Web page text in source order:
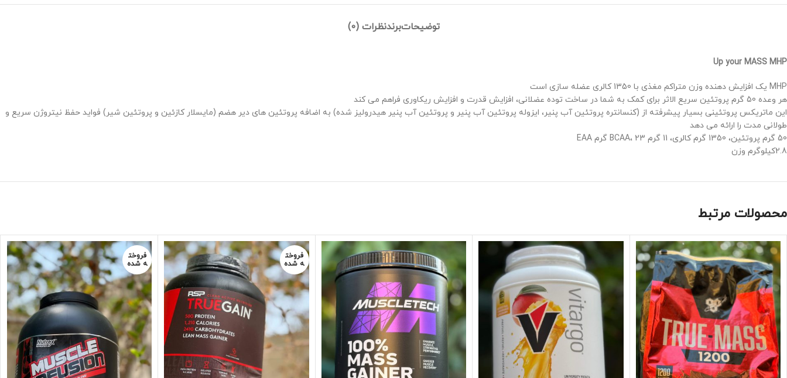
توضیحاتبرندنظرات (0)
Up your MASS MHP
MHP یک افزایش دهنده وزن متراکم مغذی با 1350 کالری عضله سازی است
هر وعده 50 گرم پروتئین سریع الاثر برای کمک به شما در ساخت توده عضلانی، افزایش قدرت و افزایش ریکاوری فراهم می کند
این ماتریکس پروتئینی بسیار پیشرفته از (کنسانتره پروتئین آب پنیر، ایزوله پروتئین آب پنیر و پروتئین آب پنیر هیدرولیز شده) به اضافه پروتئین های دیر هضم (مایسلار کازئین و پروتئین شیر) فواید حفظ نیتروژن سریع و
طولانی مدت را ارائه می دهد
50 گرم پروتئین، 1350 گرم کالری، 11 گرم BCAA، 23 گرم EAA
2.8کیلوگرم وزن
محصولات مرتبط
فروخت
ه شده
فروخت
ه شده